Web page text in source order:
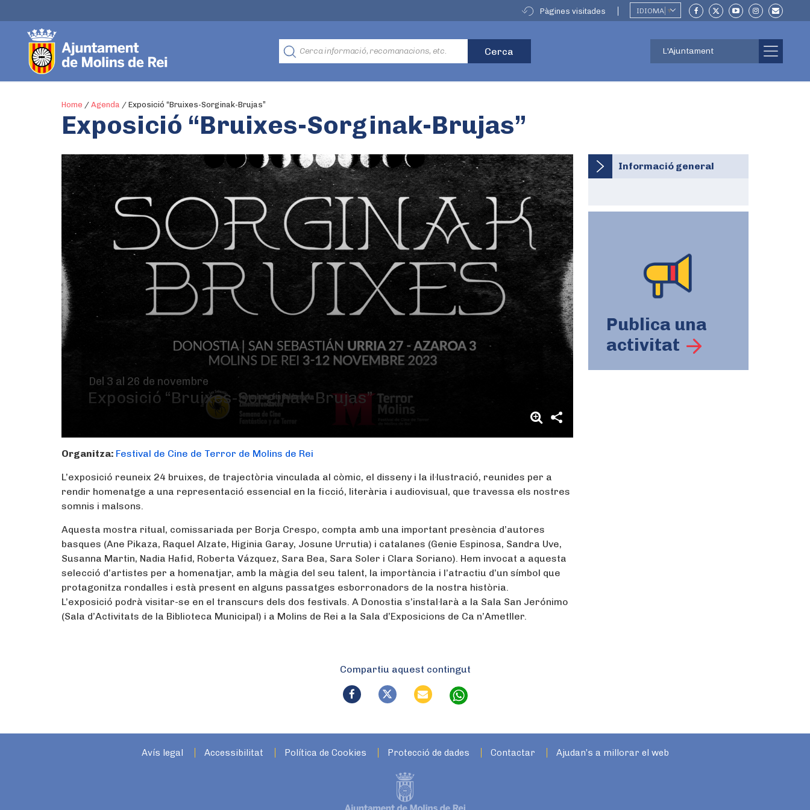
Pàgines visitades IDIOMA ▼
L'Ajuntament
Home / Agenda / Exposició “Bruixes-Sorginak-Brujas”
Exposició “Bruixes-Sorginak-Brujas”
Del 3 al 26 de novembre
Exposició “Bruixes-Sorginak-Brujas”
Organitza: Festival de Cine de Terror de Molins de Rei
L’exposició reuneix 24 bruixes, de trajectòria vinculada al còmic, el disseny i la il·lustració, reunides per a
rendir homenatge a una representació essencial en la ficció, literària i audiovisual, que travessa els nostres
somnis i malsons.
Aquesta mostra ritual, comissariada per Borja Crespo, compta amb una important presència d’autores
basques (Ane Pikaza, Raquel Alzate, Higinia Garay, Josune Urrutia) i catalanes (Genie Espinosa, Sandra Uve,
Susanna Martin, Nadia Hafid, Roberta Vázquez, Sara Bea, Sara Soler i Clara Soriano). Hem invocat a aquesta
selecció d’artistes per a homenatjar, amb la màgia del seu talent, la importància i l’atractiu d’un símbol que
protagonitza rondalles i està present en alguns passatges esborronadors de la nostra història.
L’exposició podrà visitar-se en el transcurs dels dos festivals. A Donostia s’instal·larà a la Sala San Jerónimo
(Sala d’Activitats de la Biblioteca Municipal) i a Molins de Rei a la Sala d’Exposicions de Ca n’Ametller.
Informació general
Publica una
activitat
Compartiu aquest contingut
Avís legal Accessibilitat Política de Cookies Protecció de dades Contactar Ajudan’s a millorar el web